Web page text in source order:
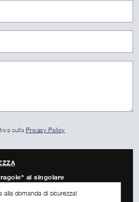
sulla Privacy Policy
al singolare